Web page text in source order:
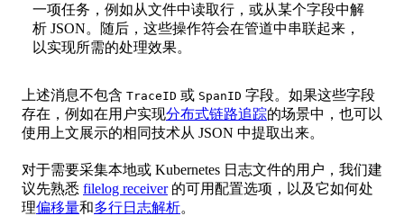
一项任务，例如从文件中读取行，或从某个字段中解
析 JSON。随后，这些操作符会在管道中串联起来，
以实现所需的处理效果。
上述消息不包含 TraceID 或 SpanID 字段。如果这些字段
存在，例如在用户实现分布式链路追踪的场景中，也可以
使用上文展示的相同技术从 JSON 中提取出来。
对于需要采集本地或 Kubernetes 日志文件的用户，我们建
议先熟悉 filelog receiver的可用配置选项，以及它如何处
理偏移量和多行日志解析。